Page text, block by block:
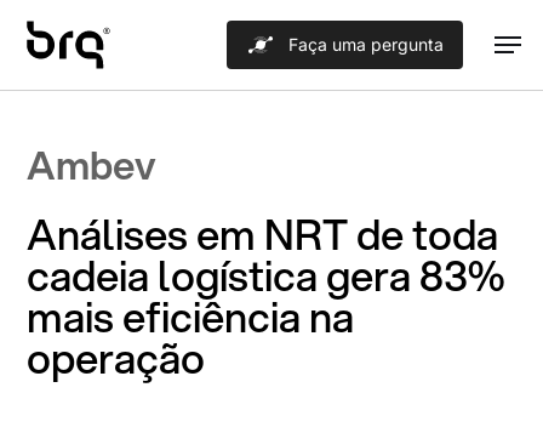
Faça uma pergunta
Ambev
Análises em NRT de toda
cadeia logística gera 83%
mais eficiência na
operação